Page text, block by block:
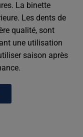
La binette
Les dents de
qualité, sont
une utilisation
saison après